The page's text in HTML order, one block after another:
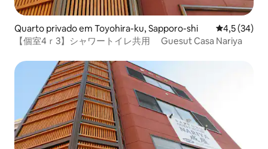
Quarto privado em Toyohira-ku, Sapporo-shi
4,5 (34)
【個室4ｒ3】シャワートイレ共用 Guesut Casa Nariya